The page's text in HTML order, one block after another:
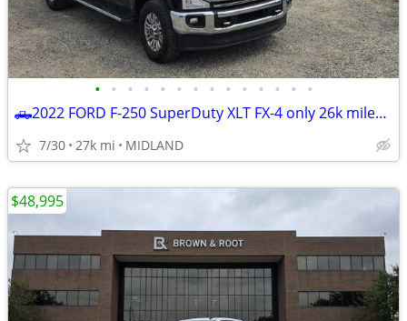
• • • • • • • • • • • • • •
🛻2022 FORD F-250 SuperDuty XLT FX-4 only 26k miles *BEST DEAL ZERO GAMES *☎
7/30 27k mi MIDLAND
$48,995